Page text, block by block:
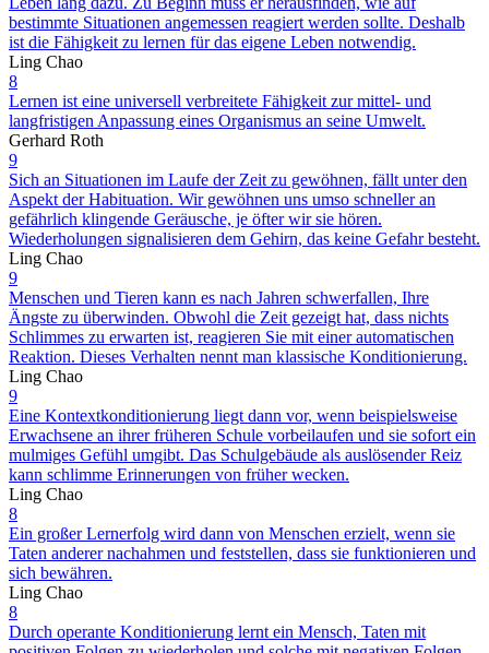
bestimmte Situationen angemessen reagiert werden sollte. Deshalb
ist die Fähigkeit zu lernen für das eigene Leben notwendig.
Ling Chao
8
Lernen ist eine universell verbreitete Fähigkeit zur mittel- und
langfristigen Anpassung eines Organismus an seine Umwelt.
Gerhard Roth
9
Sich an Situationen im Laufe der Zeit zu gewöhnen, fällt unter den
Aspekt der Habituation. Wir gewöhnen uns umso schneller an
gefährlich klingende Geräusche, je öfter wir sie hören.
Wiederholungen signalisieren dem Gehirn, das keine Gefahr besteht.
Ling Chao
9
Menschen und Tieren kann es nach Jahren schwerfallen, Ihre
Ängste zu überwinden. Obwohl die Zeit gezeigt hat, dass nichts
Schlimmes zu erwarten ist, reagieren Sie mit einer automatischen
Reaktion. Dieses Verhalten nennt man klassische Konditionierung.
Ling Chao
9
Eine Kontextkonditionierung liegt dann vor, wenn beispielsweise
Erwachsene an ihrer früheren Schule vorbeilaufen und sie sofort ein
mulmiges Gefühl umgibt. Das Schulgebäude als auslösender Reiz
kann schlimme Erinnerungen von früher wecken.
Ling Chao
8
Ein großer Lernerfolg wird dann von Menschen erzielt, wenn sie
Taten anderer nachahmen und feststellen, dass sie funktionieren und
sich bewähren.
Ling Chao
8
Durch operante Konditionierung lernt ein Mensch, Taten mit